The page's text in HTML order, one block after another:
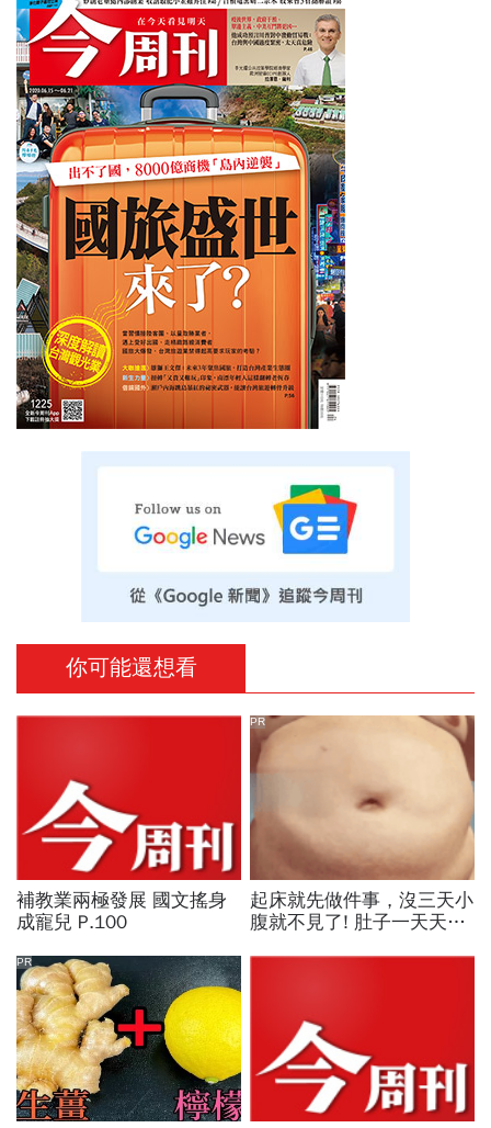
你可能還想看
補教業兩極發展 國文搖身
成寵兒 P.100
起床就先做件事，沒三天小
腹就不見了! 肚子一天天變
PR
PR